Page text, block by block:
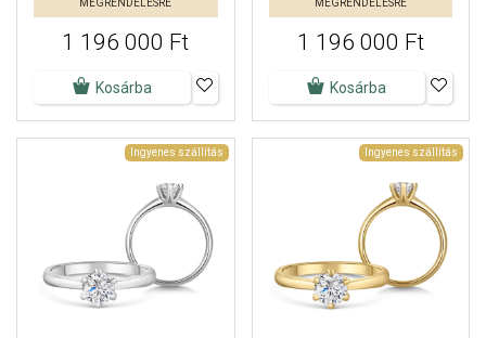
MEGRENDELÉSRE
1 196 000 Ft
Kosárba
MEGRENDELÉSRE
1 196 000 Ft
Kosárba
Ingyenes szállítás Ingyenes szállítás